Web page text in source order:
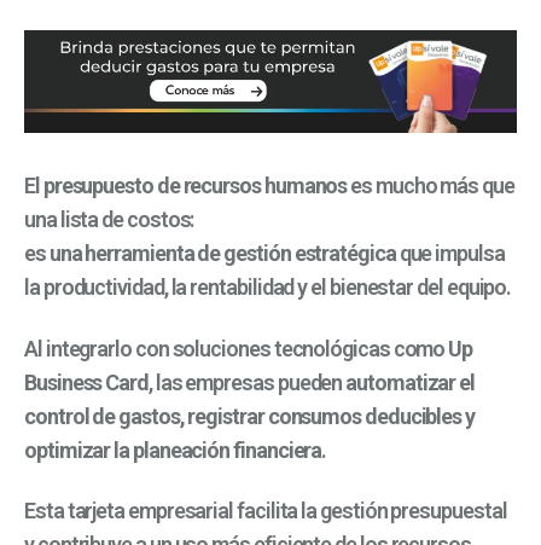
El presupuesto de recursos humanoses mucho más que
una lista de costos:
esuna herramienta de gestión estratégicaque impulsa
la productividad, la rentabilidad y el bienestar del equipo.
Al integrarlo con soluciones tecnológicas comoUp
Business Card, las empresas puedenautomatizar el
control de gastos, registrar consumos deducibles y
optimizar la planeación financiera.
Esta tarjeta empresarial facilita la gestión presupuestal